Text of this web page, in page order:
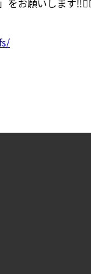
をお願いします‼